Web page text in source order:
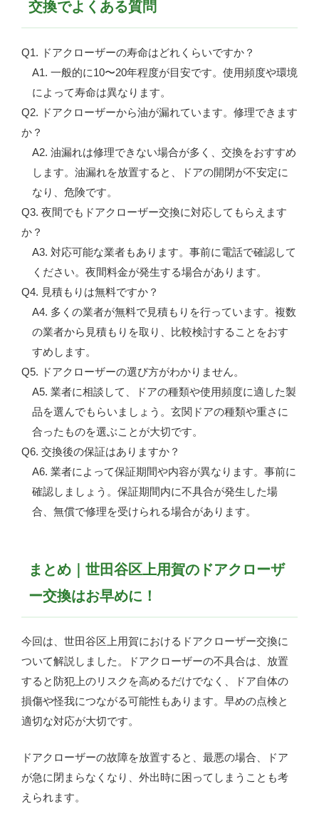
交換でよくある質問
Q1. ドアクローザーの寿命はどれくらいですか？
A1. 一般的に10〜20年程度が目安です。使用頻度や環境
によって寿命は異なります。
Q2. ドアクローザーから油が漏れています。修理できます
か？
A2. 油漏れは修理できない場合が多く、交換をおすすめ
します。油漏れを放置すると、ドアの開閉が不安定に
なり、危険です。
Q3. 夜間でもドアクローザー交換に対応してもらえます
か？
A3. 対応可能な業者もあります。事前に電話で確認して
ください。夜間料金が発生する場合があります。
Q4. 見積もりは無料ですか？
A4. 多くの業者が無料で見積もりを行っています。複数
の業者から見積もりを取り、比較検討することをおす
すめします。
Q5. ドアクローザーの選び方がわかりません。
A5. 業者に相談して、ドアの種類や使用頻度に適した製
品を選んでもらいましょう。玄関ドアの種類や重さに
合ったものを選ぶことが大切です。
Q6. 交換後の保証はありますか？
A6. 業者によって保証期間や内容が異なります。事前に
確認しましょう。保証期間内に不具合が発生した場
合、無償で修理を受けられる場合があります。
まとめ｜世田谷区上用賀のドアクローザ
ー交換はお早めに！
今回は、世田谷区上用賀におけるドアクローザー交換に
ついて解説しました。ドアクローザーの不具合は、放置
すると防犯上のリスクを高めるだけでなく、ドア自体の
損傷や怪我につながる可能性もあります。早めの点検と
適切な対応が大切です。
ドアクローザーの故障を放置すると、最悪の場合、ドア
が急に閉まらなくなり、外出時に困ってしまうことも考
えられます。